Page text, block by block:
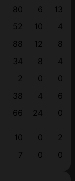
80 6
13
52 10
4
88 12
8
34 8
4
2 0
0
38 4
6
66 24 0
10 0
2
7 0 0